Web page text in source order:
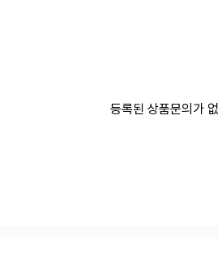
등록된 상품문의가